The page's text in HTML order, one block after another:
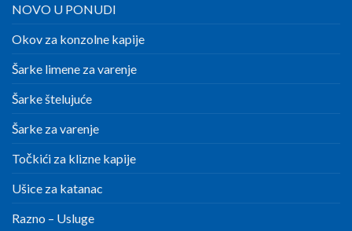
NOVO U PONUDI
Okov za konzolne kapije
Šarke limene za varenje
Šarke štelujuće
Šarke za varenje
Točkići za klizne kapije
Ušice za katanac
Razno – Usluge